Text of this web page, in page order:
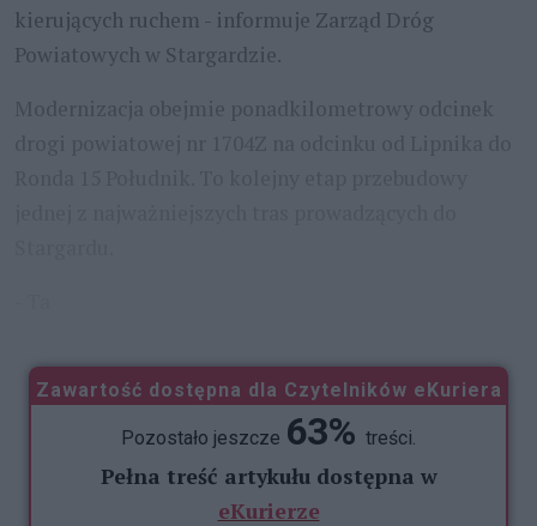
kierujących ruchem - informuje Zarząd Dróg
Powiatowych w Stargardzie.
Modernizacja obejmie ponadkilometrowy odcinek
Zawartość dostępna dla Czytelników eKuriera
Pozostało jeszcze 63% treści.
Pełna treść artykułu dostępna w
eKurierze